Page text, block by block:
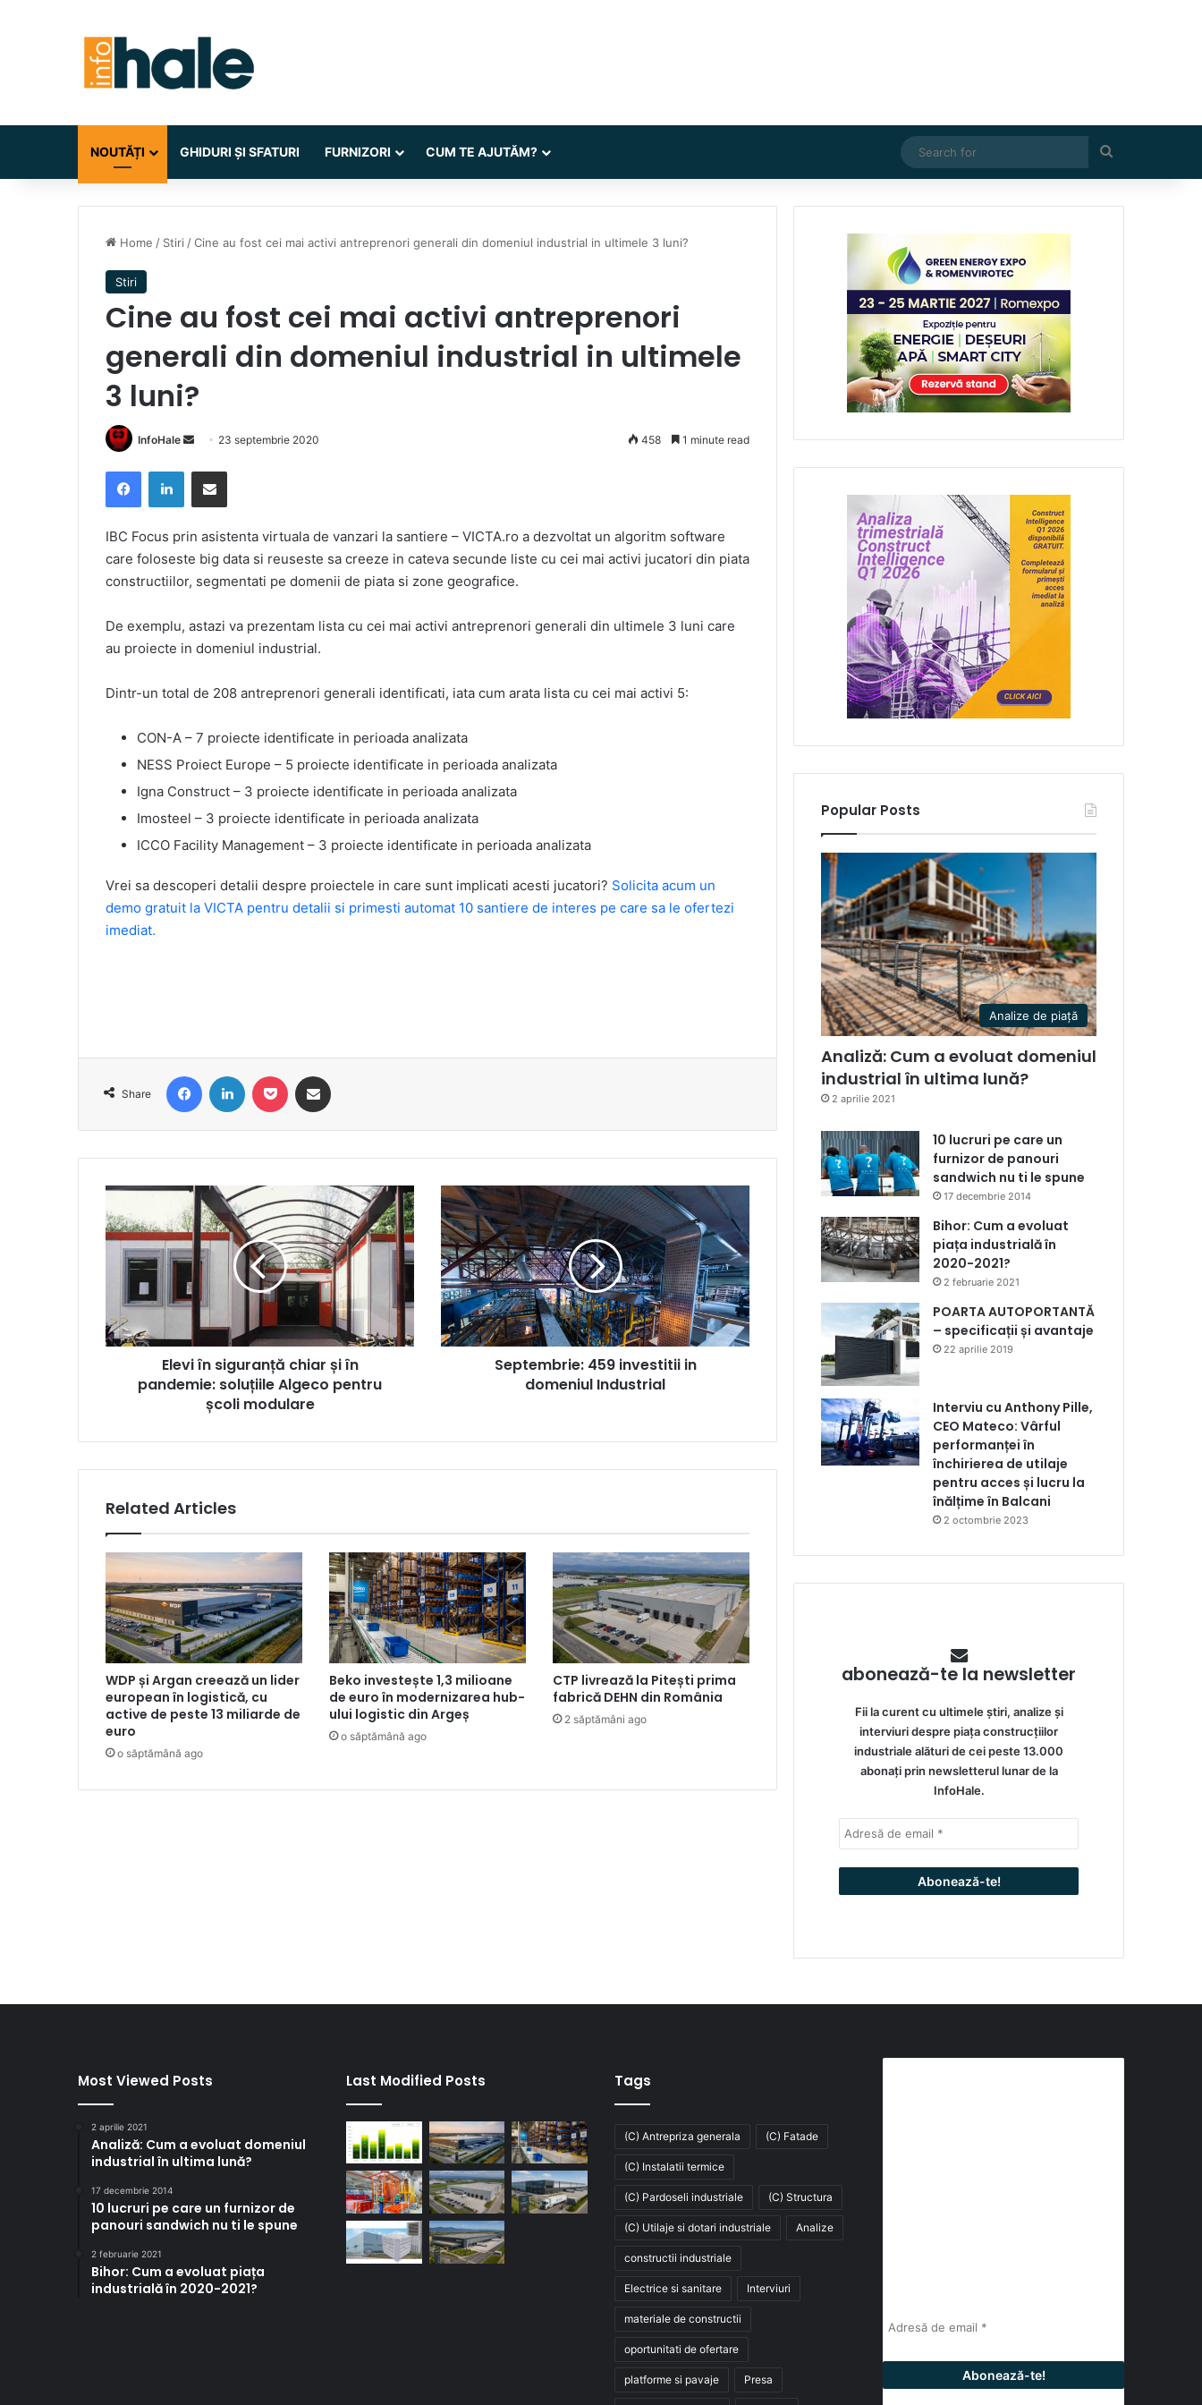
NOUTĂȚI GHIDURI ȘI SFATURI FURNIZORI CUM TE AJUTĂM?
for
Home / Stiri /Cine au fost cei mai activi antreprenori generali din domeniul industrial in ultimele 3 luni?
Stiri
Cine au fost cei mai activi antreprenori
generali din domeniul industrial in ultimele
3 luni?
InfoHale
Send
email
23 septembrie 2020 458 1 minute read
FacebookLinkedInShare via Email
IBC Focus prin asistenta virtuala de vanzari la santiere – VICTA.ro a dezvoltat un algoritm software
care foloseste big data si reuseste sa creeze in cateva secunde liste cu cei mai activi jucatori din piata
constructiilor, segmentati pe domenii de piata si zone geografice.
De exemplu, astazi va prezentam lista cu cei mai activi antreprenori generali din ultimele 3 luni care
au proiecte in domeniul industrial.
Dintr-un total de 208 antreprenori generali identificati, iata cum arata lista cu cei mai activi 5:
CON-A – 7 proiecte identificate in perioada analizata
NESS Proiect Europe – 5 proiecte identificate in perioada analizata
Igna Construct – 3 proiecte identificate in perioada analizata
Imosteel – 3 proiecte identificate in perioada analizata
ICCO Facility Management – 3 proiecte identificate in perioada analizata
Vrei sa descoperi detalii despre proiectele in care sunt implicati acesti jucatori? Solicita acum un
demo gratuit la VICTA pentru detalii si primesti automat 10 santiere de interes pe care sa le ofertezi
imediat.
Share
FacebookLinkedIn Pocket
Elevi
în
siguranță
chiar
pandemie:
soluțiile
Algeco
Elevi în siguranță chiar și în
pandemie: soluțiile Algeco pentru
școli modulare
Septembrie:
459
investitii
in
domeniul
Industrial
Septembrie: 459 investitii in
domeniul Industrial
Related Articles
WDP și Argan creează un lider
european în logistică, cu
active de peste 13 miliarde de
euro
o săptămână ago
Beko investește 1,3 milioane
de euro în modernizarea hub-
ului logistic din Argeș
o săptămână ago
CTP livrează la Pitești prima
fabrică DEHN din România
2 săptămâni ago
Popular Posts
Analize de piață
Analiză: Cum a evoluat domeniul
industrial în ultima lună?
2 aprilie 2021
10 lucruri pe care un
furnizor de panouri
sandwich nu ti le spune
17 decembrie 2014
Bihor: Cum a evoluat
piața industrială în
2020-2021?
2 februarie 2021
POARTA AUTOPORTANTĂ
– specificații și avantaje
22 aprilie 2019
Interviu cu Anthony Pille,
CEO Mateco: Vârful
performanței în
închirierea de utilaje
pentru acces și lucru la
înălțime în Balcani
2 octombrie 2023
abonează-te la newsletter
Fii la curent cu ultimele știri, analize și
interviuri despre piața construcțiilor
industriale alături de cei peste 13.000
abonați prin newsletterul lunar de la
InfoHale.
Most Viewed Posts
2 aprilie 2021
Analiză: Cum a evoluat domeniul
industrial în ultima lună?
17 decembrie 2014
10 lucruri pe care un furnizor de
panouri sandwich nu ti le spune
2 februarie 2021
Bihor: Cum a evoluat piața
industrială în 2020-2021?
Last Modified Posts Tags
(C) Antrepriza generala (C) Fatade
(C) Instalatii termice
(C) Pardoseli industriale (C) Structura
(C) Utilaje si dotari industriale Analize
constructii industriale
Electrice si sanitare Interviuri
materiale de constructii
oportunitati de ofertare
platforme si pavaje Presa